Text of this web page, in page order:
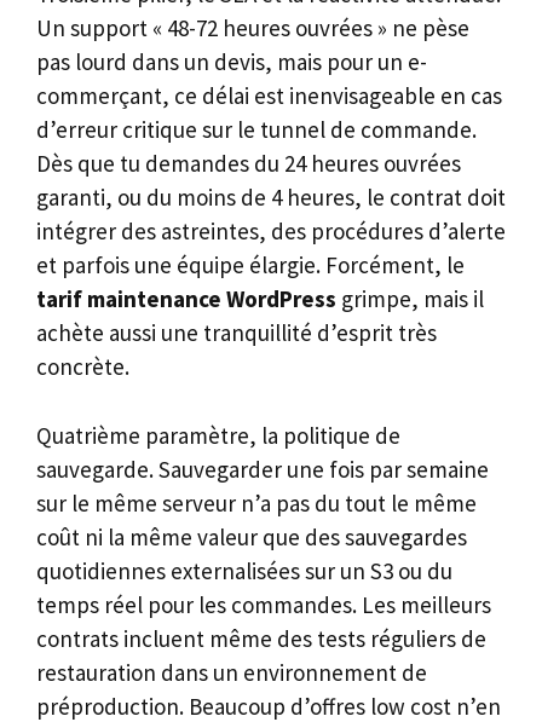
Un support « 48-72 heures ouvrées » ne pèse
pas lourd dans un devis, mais pour un e-
commerçant, ce délai est inenvisageable en cas
d’erreur critique sur le tunnel de commande.
Dès que tu demandes du 24 heures ouvrées
garanti, ou du moins de 4 heures, le contrat doit
intégrer des astreintes, des procédures d’alerte
et parfois une équipe élargie. Forcément, le
tarif maintenance WordPress grimpe, mais il
achète aussi une tranquillité d’esprit très
concrète.
Quatrième paramètre, la politique de
sauvegarde. Sauvegarder une fois par semaine
sur le même serveur n’a pas du tout le même
coût ni la même valeur que des sauvegardes
quotidiennes externalisées sur un S3 ou du
temps réel pour les commandes. Les meilleurs
contrats incluent même des tests réguliers de
restauration dans un environnement de
préproduction. Beaucoup d’offres low cost n’en